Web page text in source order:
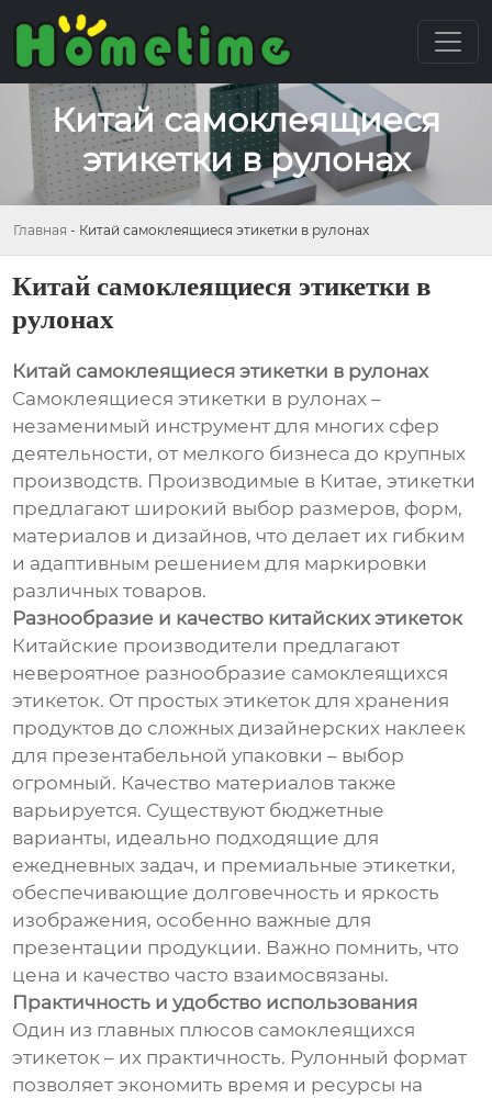
Китай самоклеящиеся
этикетки в рулонах
Главная - Китай самоклеящиеся этикетки в рулонах
Китай самоклеящиеся этикетки в
рулонах
Китай самоклеящиеся этикетки в рулонах
Самоклеящиеся этикетки в рулонах –
незаменимый инструмент для многих сфер
деятельности, от мелкого бизнеса до крупных
производств. Производимые в Китае, этикетки
предлагают широкий выбор размеров, форм,
материалов и дизайнов, что делает их гибким
и адаптивным решением для маркировки
различных товаров.
Разнообразие и качество китайских этикеток
Китайские производители предлагают
невероятное разнообразие самоклеящихся
этикеток. От простых этикеток для хранения
продуктов до сложных дизайнерских наклеек
для презентабельной упаковки – выбор
огромный. Качество материалов также
варьируется. Существуют бюджетные
варианты, идеально подходящие для
ежедневных задач, и премиальные этикетки,
обеспечивающие долговечность и яркость
изображения, особенно важные для
презентации продукции. Важно помнить, что
цена и качество часто взаимосвязаны.
Практичность и удобство использования
Один из главных плюсов самоклеящихся
этикеток – их практичность. Рулонный формат
позволяет экономить время и ресурсы на